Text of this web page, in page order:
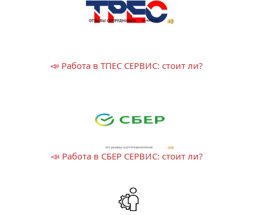
📣 Работа в ТПЕС СЕРВИС: стоит ли?
📣 Работа в СБЕР СЕРВИС: стоит ли?